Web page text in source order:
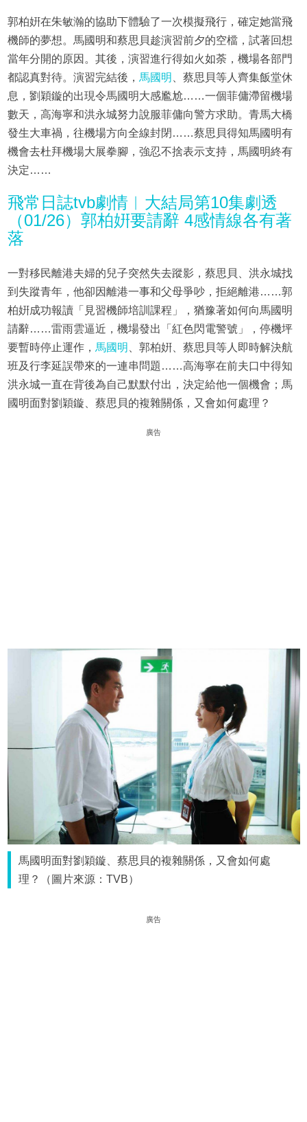
郭柏姸在朱敏瀚的協助下體驗了一次模擬飛行，確定她當飛
機師的夢想。馬國明和蔡思貝趁演習前夕的空檔，試著回想
當年分開的原因。其後，演習進行得如火如荼，機場各部門
都認真對待。演習完結後， 馬國明 、蔡思貝等人齊集飯堂休
息，劉穎鏇的出現令馬國明大感尷尬……一個菲傭滯留機場
數天，高海寧和洪永城努力說服菲傭向警方求助。青馬大橋
發生大車禍，往機場方向全線封閉……蔡思貝得知馬國明有
機會去杜拜機場大展拳腳，強忍不捨表示支持，馬國明終有
決定……
飛常日誌tvb劇情︱大結局第10集劇透
（01/26）郭柏姸要請辭 4感情線各有著
落
一對移民離港夫婦的兒子突然失去蹤影，蔡思貝、洪永城找
到失蹤青年，他卻因離港一事和父母爭吵，拒絕離港……郭
柏姸成功報讀「見習機師培訓課程」，猶豫著如何向馬國明
請辭……雷雨雲逼近，機場發出「紅色閃電警號」，停機坪
要暫時停止運作， 馬國明 、郭柏姸、蔡思貝等人即時解決航
班及行李延誤帶來的一連串問題……高海寧在前夫口中得知
洪永城一直在背後為自己默默付出，決定給他一個機會；馬
國明面對劉穎鏇、蔡思貝的複雜關係，又會如何處理？
廣告
馬國明面對劉穎鏇、蔡思貝的複雜關係，又會如何處
理？（圖片來源：TVB）
廣告